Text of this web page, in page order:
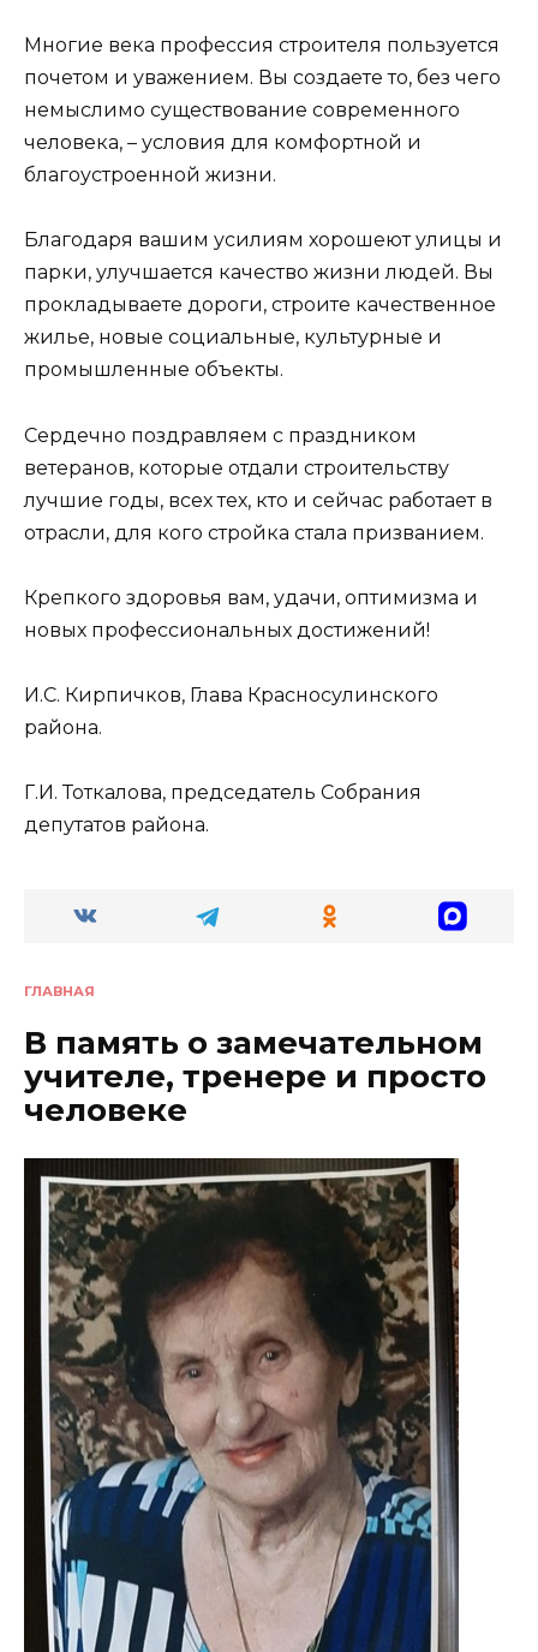
Многие века профессия строителя пользуется
почетом и уважением. Вы создаете то, без чего
немыслимо существование современного
человека, – условия для комфортной и
благоустроенной жизни.
Благодаря вашим усилиям хорошеют улицы и
парки, улучшается качество жизни людей. Вы
прокладываете дороги, строите качественное
жилье, новые социальные, культурные и
промышленные объекты.
Сердечно поздравляем с праздником
ветеранов, которые отдали строительству
лучшие годы, всех тех, кто и сейчас работает в
отрасли, для кого стройка стала призванием.
Крепкого здоровья вам, удачи, оптимизма и
новых профессиональных достижений!
И.С. Кирпичков, Глава Красносулинского
района.
Г.И. Тоткалова, председатель Собрания
депутатов района.
ГЛАВНАЯ
В память о замечательном
учителе, тренере и просто
человеке